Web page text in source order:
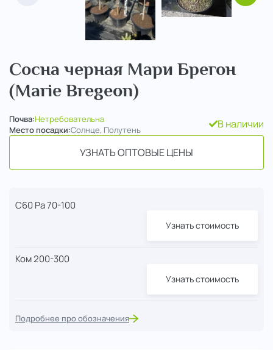
Сосна черная Мари Брегон
(Marie Bregeon)
Почва:Нетребовательна
Место посадки:Солнце, Полутень В наличии
УЗНАТЬ ОПТОВЫЕ ЦЕНЫ
С60 Pa 70-100
Узнать стоимость
Ком 200-300
Узнать стоимость
Подробнее про обозначения